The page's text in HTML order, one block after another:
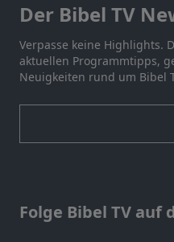
Der Bibel TV
Verpasse keine Highlights.
aktuellen Programmtipps,
Neuigkeiten rund um Bibel
Folge Bibel TV auf